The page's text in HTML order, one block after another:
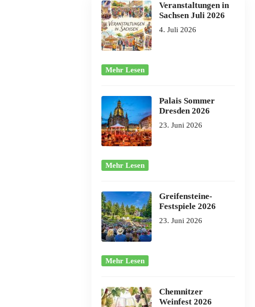
Veranstaltungen in
Sachsen Juli 2026
4. Juli 2026
Mehr Lesen
Palais Sommer
Dresden 2026
23. Juni 2026
Mehr Lesen
Greifensteine-
Festspiele 2026
23. Juni 2026
Mehr Lesen
Chemnitzer
Weinfest 2026